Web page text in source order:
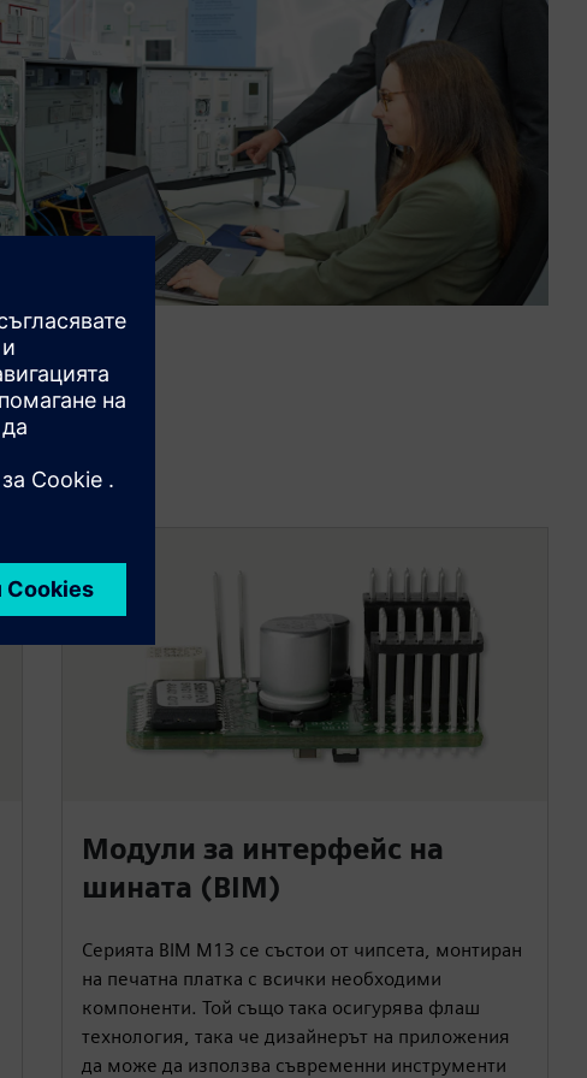
Модули за интерфейс на
шината (BIM)
Серията BIM M13 се състои от чипсета, монтиран
на печатна платка с всички необходими
компоненти. Той също така осигурява флаш
технология, така че дизайнерът на приложения
да може да използва съвременни инструменти